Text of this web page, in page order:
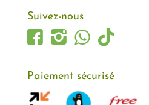
Suivez-nous
Paiement sécurisé